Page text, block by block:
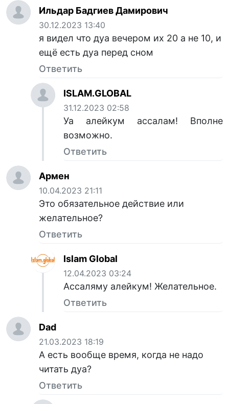
Ильдар Бадгиев Дамирович
30.12.2023 13:40
я видел что дуа вечером их 20 а не 10, и
ещё есть дуа перед сном
Ответить
ISLAM.GLOBAL
31.12.2023 02:58
Уа алейкум ассалам! Вполне
возможно.
Ответить
Армен
10.04.2023 21:11
Это обязательное действие или
желательное?
Ответить
Islam Global
12.04.2023 03:24
Ассаляму алейкум! Желательное.
Ответить
Dad
21.03.2023 18:19
А есть вообще время, когда не надо
читать дуа?
Ответить